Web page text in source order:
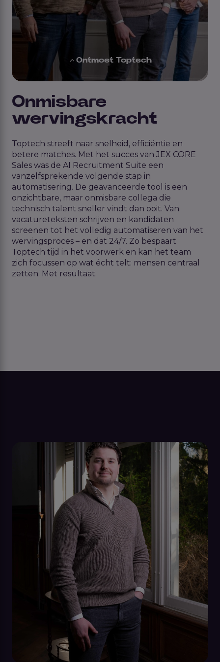
Ontmoet Toptech
Onmisbare
wervingskracht
Toptech streeft naar snelheid , efficiëntie en
betere matches. Met het succes van JEX CORE
Sales was de AI Recruitment Suite een
vanzelfsprekende volgende stap in
automatisering. De geavanceerde tool is een
onzichtbare, maar onmisbare collega die
technisc h talent sneller vindt dan ooit. Van
vacatureteksten schrijven en kandidaten
screenen tot het volledig automatiseren van het
wervingsproces – en dat 24/7. Zo bespaart
Toptech tijd in het voorwerk en kan het team
zich focussen op wat écht telt: mensen centraal
zetten. Met resultaat.